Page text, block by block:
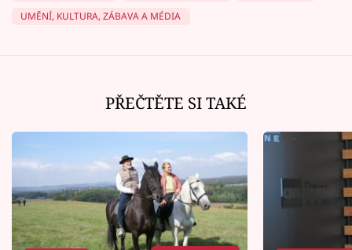
UMĚNÍ, KULTURA, ZÁBAVA A MÉDIA
PŘEČTĚTE SI TAKÉ